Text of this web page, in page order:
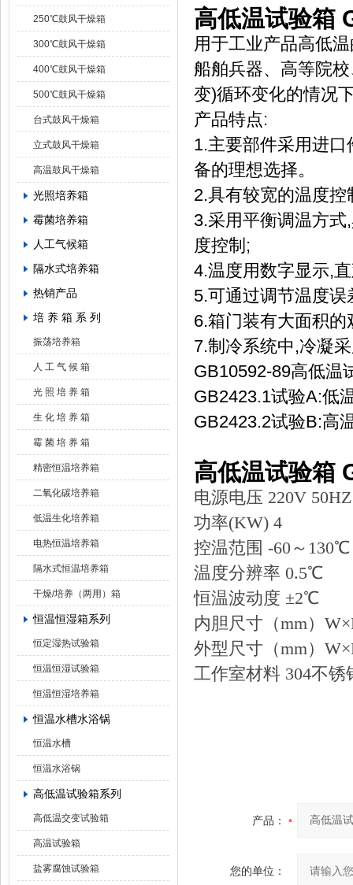
250℃鼓风干燥箱
300℃鼓风干燥箱
400℃鼓风干燥箱
500℃鼓风干燥箱
台式鼓风干燥箱
立式鼓风干燥箱
高温鼓风干燥箱
光照培养箱
霉菌培养箱
人工气候箱
隔水式培养箱
热销产品
培 养 箱 系 列
振荡培养箱
人 工 气 候 箱
光 照 培 养 箱
生 化 培 养 箱
霉 菌 培 养 箱
精密恒温培养箱
二氧化碳培养箱
低温生化培养箱
电热恒温培养箱
隔水式恒温培养箱
干燥/培养（两用）箱
恒温恒湿箱系列
恒定湿热试验箱
恒温恒湿试验箱
恒温恒湿培养箱
恒温水槽水浴锅
恒温水槽
恒温水浴锅
高低温试验箱系列
高低温交变试验箱
高温试验箱
盐雾腐蚀试验箱
高低温试验箱
用于工业产品高低
船舶兵器、高等院
变)循环变化的情况
产品特点:
1.主要部件采用进
备的理想选择。
2.具有较宽的温度
3.采用平衡调温方
度控制;
4.温度用数字显示,
5.可通过调节温度
6.箱门装有大面积
7.制冷系统中,冷凝
GB10592-89高低温
GB2423.1试验A:低
GB2423.2试验B:高
高低温试验箱
电源电压 220V 50HZ
功率(KW) 4
控温范围 -60～130
温度分辨率 0.5℃
恒温波动度 ±2℃
内胆尺寸（mm）
外型尺寸（mm）
工作室材料 304不锈
产品：
您的单位：